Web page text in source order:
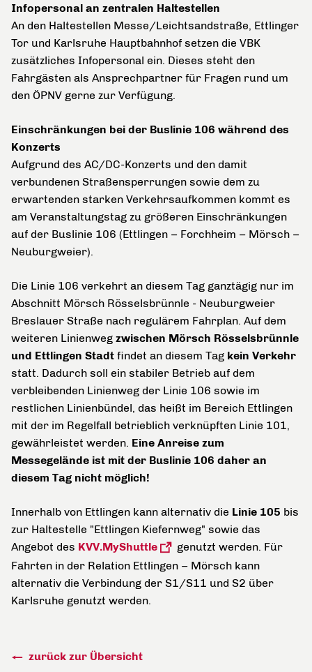
Infopersonal an zentralen Haltestellen
An den Haltestellen Messe/Leichtsandstraße, Ettlinger
Tor und Karlsruhe Hauptbahnhof setzen die VBK
zusätzliches Infopersonal ein. Dieses steht den
Fahrgästen als Ansprechpartner für Fragen rund um
den ÖPNV gerne zur Verfügung.
Einschränkungen bei der Buslinie 106 während des
Konzerts
Aufgrund des AC/DC-Konzerts und den damit
verbundenen Straßensperrungen sowie dem zu
erwartenden starken Verkehrsaufkommen kommt es
am Veranstaltungstag zu größeren Einschränkungen
auf der Buslinie 106 (Ettlingen – Forchheim – Mörsch –
Neuburgweier).
Die Linie 106 verkehrt an diesem Tag ganztägig nur im
Abschnitt Mörsch Rösselsbrünnle - Neuburgweier
Breslauer Straße nach regulärem Fahrplan. Auf dem
weiteren Linienweg zwischen Mörsch Rösselsbrünnle
und Ettlingen Stadt findet an diesem Tag kein Verkehr
statt. Dadurch soll ein stabiler Betrieb auf dem
verbleibenden Linienweg der Linie 106 sowie im
restlichen Linienbündel, das heißt im Bereich Ettlingen
mit der im Regelfall betrieblich verknüpften Linie 101,
gewährleistet werden. Eine Anreise zum
Messegelände ist mit der Buslinie 106 daher an
diesem Tag nicht möglich!
Innerhalb von Ettlingen kann alternativ die Linie 105 bis
zur Haltestelle "Ettlingen Kiefernweg" sowie das
Angebot des KVV.MyShuttle
genutzt werden. Für
Fahrten in der Relation Ettlingen – Mörsch kann
alternativ die Verbindung der S1/S11 und S2 über
Karlsruhe genutzt werden.
zurück zur Übersicht